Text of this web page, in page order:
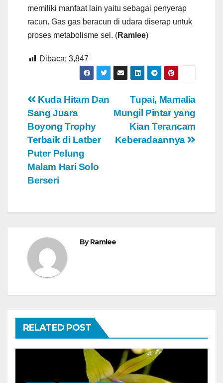
memiliki manfaat lain yaitu sebagai penyerap
racun. Gas gas beracun di udara diserap untuk
proses metabolisme sel. (Ramlee)
Dibaca: 3,847
Navigasi
pos
Tupai, Mamalia
Mungil Pintar yang
Kian Terancam
Keberadaannya
Kuda Hitam Dan
Sang Juara
Boyong Trophy
Terbaik di Latber
Puter Pelung
Malam Hari Solo
Berseri
ByRamlee
RELATED POST